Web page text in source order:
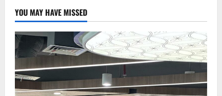
YOU MAY HAVE MISSED